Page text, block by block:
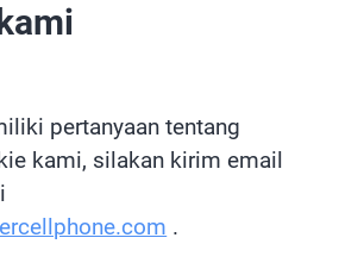
pertanyaan tentang
kami, silakan kirim email
.